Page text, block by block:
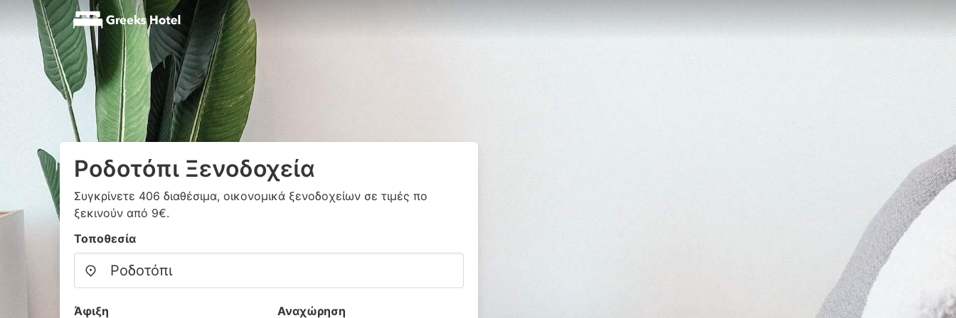
Ροδοτόπι Ξενοδοχεία
Συγκρίνετε 406 διαθέσιμα, οικονομικά ξενοδοχείων σε τιμές πο
ξεκινούν από 9€.
Τοποθεσία
Άφιξη Αναχώρηση